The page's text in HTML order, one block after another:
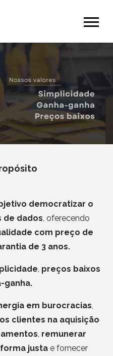
democratizar o
de dados, oferecendo
com preço de
de 3 anos.
, preços baixos
ganha.
em burocracias,
clientes na aquisição
, remunerar
justae fornecer